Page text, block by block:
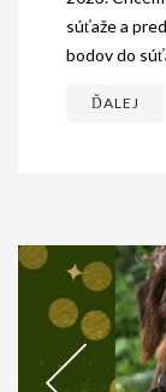
súťaže a
bodov do
ĎALEJ